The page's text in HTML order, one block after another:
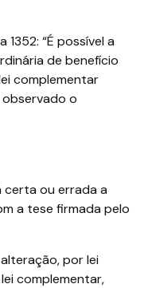
“É possível a
de benefício
complementar
o
certa ou errada a
a tese firmada pelo
por lei
complementar,